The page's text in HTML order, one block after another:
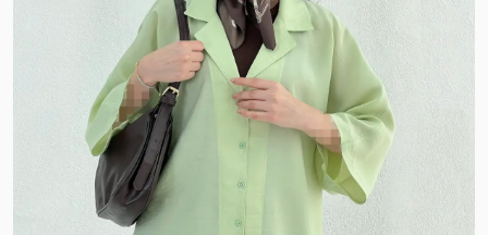
شانتون
نخ و پنبه اسلپ
کرپ ژورژت